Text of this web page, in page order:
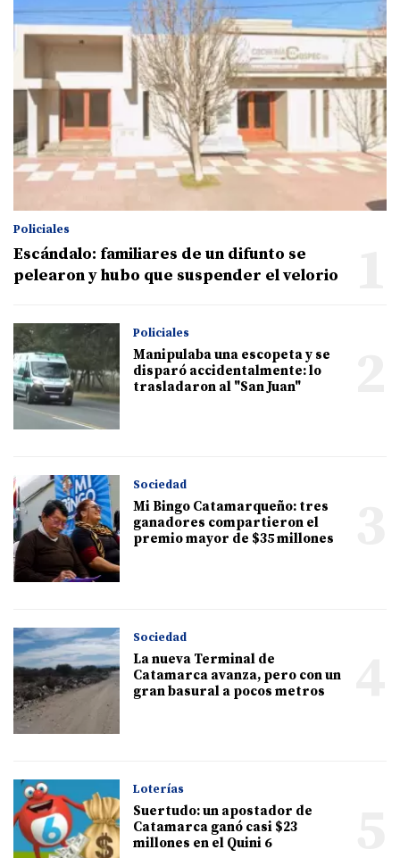
Policiales
Escándalo: familiares de un difunto se
pelearon y hubo que suspender el velorio
Policiales
Manipulaba una escopeta y se
disparó accidentalmente: lo
trasladaron al "San Juan"
Sociedad
Mi Bingo Catamarqueño: tres
ganadores compartieron el
premio mayor de $35 millones
Sociedad
La nueva Terminal de
Catamarca avanza, pero con un
gran basural a pocos metros
Loterías
Suertudo: un apostador de
Catamarca ganó casi $23
millones en el Quini 6